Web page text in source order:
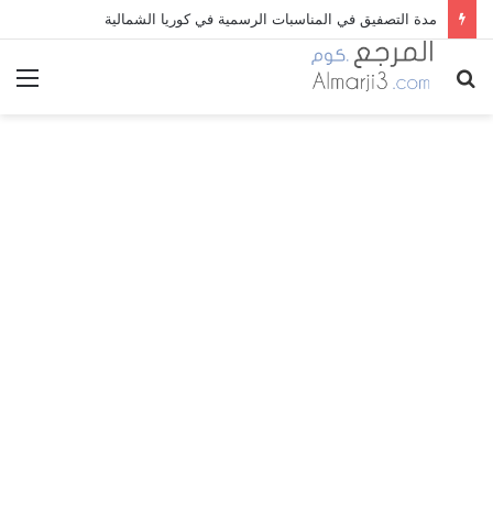
مدة التصفيق في المناسبات الرسمية في كوريا الشمالية
بحث